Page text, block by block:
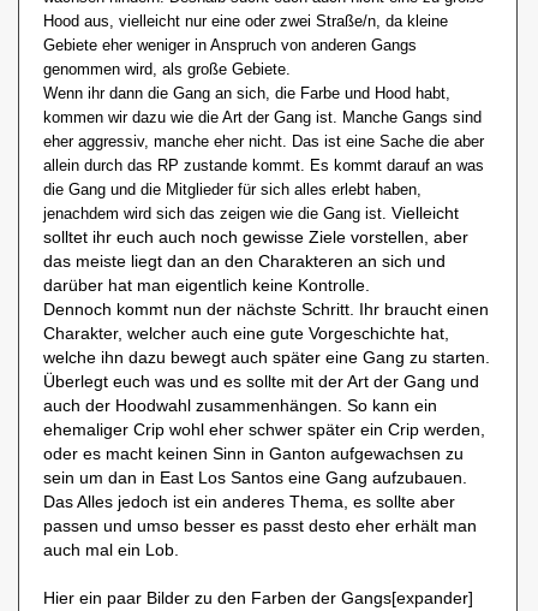
Hood aus, vielleicht nur eine oder zwei Straße/n, da kleine
Gebiete eher weniger in Anspruch von anderen Gangs
genommen wird, als große Gebiete.
Wenn ihr dann die Gang an sich, die Farbe und Hood habt,
kommen wir dazu wie die Art der Gang ist. Manche Gangs sind
eher aggressiv, manche eher nicht. Das ist eine Sache die aber
allein durch das RP zustande kommt. Es kommt darauf an was
die Gang und die Mitglieder für sich alles erlebt haben,
jenachdem wird sich das zeigen wie die Gang ist. Vielleicht
solltet ihr euch auch noch gewisse Ziele vorstellen, aber
das meiste liegt dan an den Charakteren an sich und
darüber hat man eigentlich keine Kontrolle.
Dennoch kommt nun der nächste Schritt. Ihr braucht einen
Charakter, welcher auch eine gute Vorgeschichte hat,
welche ihn dazu bewegt auch später eine Gang zu starten.
Überlegt euch was und es sollte mit der Art der Gang und
auch der Hoodwahl zusammenhängen. So kann ein
ehemaliger Crip wohl eher schwer später ein Crip werden,
oder es macht keinen Sinn in Ganton aufgewachsen zu
sein um dan in East Los Santos eine Gang aufzubauen.
Das Alles jedoch ist ein anderes Thema, es sollte aber
passen und umso besser es passt desto eher erhält man
auch mal ein Lob.
Hier ein paar Bilder zu den Farben der Gangs[expander]